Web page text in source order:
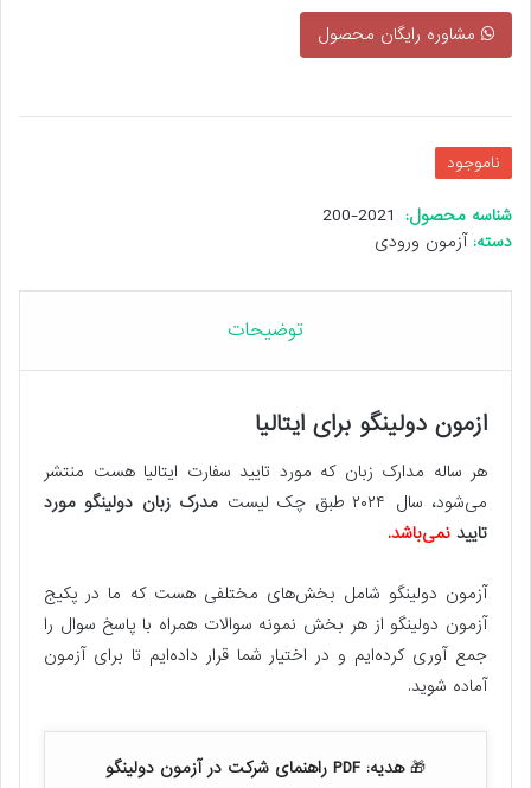
مشاوره رایگان محصول
ناموجود
شناسه محصول: 2021-200
دسته:آزمون ورودی
توضیحات
ازمون دولینگو برای ایتالیا
هر ساله مدارک زبان که مورد تایید سفارت ایتالیا هست منتشر
می‌شود، سال ۲۰۲۴ طبق چک لیست
مدرک زبان دولینگو مورد
تایید نمی‌باشد.
آزمون دولینگو شامل بخش‌های مختلفی هست که ما در پکیج
آزمون دولینگو از هر بخش نمونه سوالات همراه با پاسخ سوال را
جمع آوری کرده‌ایم و در اختیار شما قرار داده‌ایم تا برای آزمون
آماده شوید.
🎁هدیه: PDF راهنمای شرکت در آزمون دولینگو